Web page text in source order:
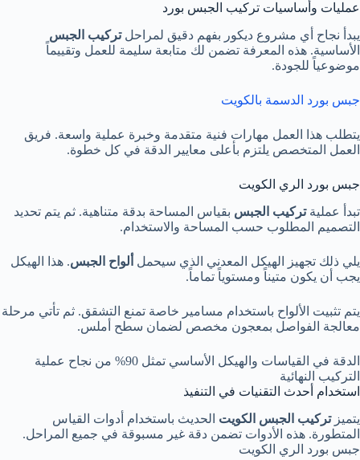
عمليات وأساسيات تركيب الجبس بورد
يبدأ نجاح أي مشروع ديكور بفهم دقيق لمراحلتركيب الجبس
الأساسية. هذه المعرفة تضمن لك متابعة سليمة للعمل وتقييماً
موضوعياً للجودة.
جبس بورد الدسمة بالكويت
يتطلب هذا العمل مهارات فنية متقدمة وخبرة عملية واسعة. فريق
العمل المتخصص يلتزم بأعلى معايير الدقة في كل خطوة.
جبس بورد الري الكويت
تبدأ عمليةتركيب الجبس بقياس المساحة بدقة متناهية. ثم يتم تحديد
التصميم المطلوب حسب المساحة والاستخدام.
يلي ذلك تجهيز الهيكل المعدني الذي سيحمل ألواح الجبس. هذا الهيكل
يجب أن يكون متيناً ومستوياً تماماً.
يتم تثبيت الألواح باستخدام مسامير خاصة تمنع التشقق. ثم تأتي مرحلة
معالجة الفواصل بمعجون مخصص لضمان سطح أملس.
الدقة في القياسات والهيكل الأساسي تمثل 90% من نجاح عملية
التركيب النهائية
استخدام أحدث التقنيات في التنفيذ
يتميزتركيب الجبس الكويت الحديث باستخدام أدوات القياس
المتطورة. هذه الأدوات تضمن دقة غير مسبوقة في جميع المراحل.
جبس بورد الري الكويت